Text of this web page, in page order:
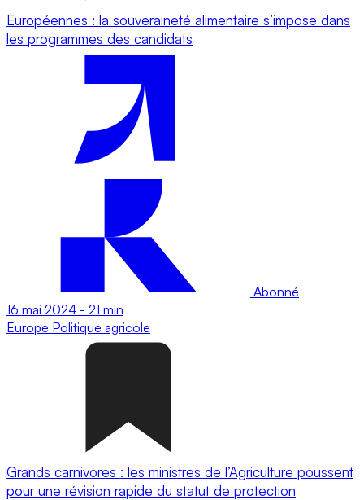
Européennes : la souveraineté alimentaire s’impose dans
les programmes des candidats
Abonné
16 mai 2024 - 21 min
Europe Politique agricole
Grands carnivores : les ministres de l’Agriculture poussent
pour une révision rapide du statut de protection